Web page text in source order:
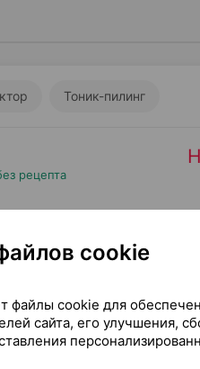
Тоник-пилинг
рецепта
cookie
файлы cookie для
сайта, его улучшения,